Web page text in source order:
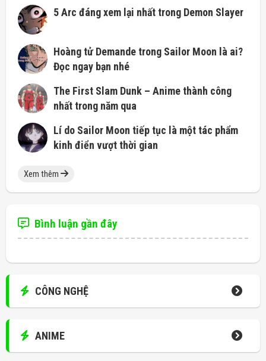
5 Arc đáng xem lại nhất trong Demon Slayer
Hoàng tử Demande trong Sailor Moon là ai?
Đọc ngay bạn nhé
The First Slam Dunk – Anime thành công
nhất trong năm qua
Lí do Sailor Moon tiếp tục là một tác phẩm
kinh điển vượt thời gian
Xem thêm
Bình luận gần đây
CÔNG NGHỆ
ANIME